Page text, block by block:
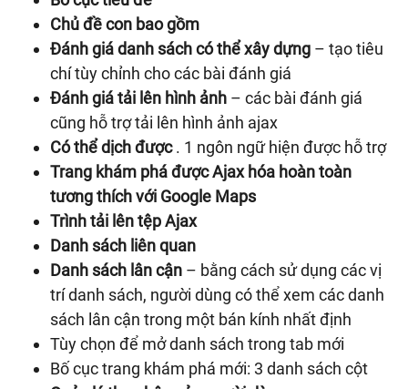
Chủ đề con bao gồm
Đánh giá danh sách có thể xây dựng – tạo tiêu
chí tùy chỉnh cho các bài đánh giá
Đánh giá tải lên hình ảnh – các bài đánh giá
cũng hỗ trợ tải lên hình ảnh ajax
Có thể dịch được. 1 ngôn ngữ hiện được hỗ trợ
Trang khám phá được Ajax hóa hoàn toàn
tương thích với Google Maps
Trình tải lên tệp Ajax
Danh sách liên quan
Danh sách lân cận – bằng cách sử dụng các vị
trí danh sách, người dùng có thể xem các danh
sách lân cận trong một bán kính nhất định
Tùy chọn để mở danh sách trong tab mới
Bố cục trang khám phá mới: 3 danh sách cột